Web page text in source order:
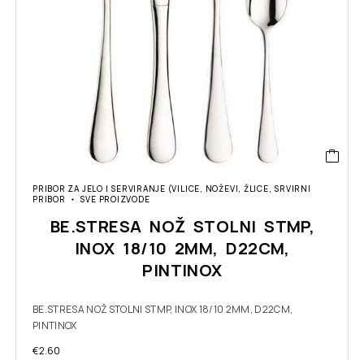
PRIBOR ZA JELO I SERVIRANJE (VILICE, NOŽEVI, ŽLICE, SRVIRNI
PRIBOR
SVE PROIZVODE
BE.STRESA NOŽ STOLNI STMP,
INOX 18/10 2MM, D22CM,
PINTINOX
BE.STRESA NOŽ STOLNI STMP, INOX 18/10 2MM, D22CM,
PINTINOX
€2.60